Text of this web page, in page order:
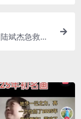
斌杰急救知